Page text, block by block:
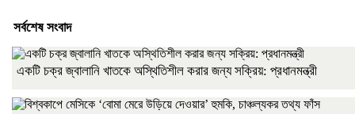
সর্বশেষ সংবাদ
একটি চক্র জ্বালানি খাতকে অস্থিতিশীল করার জন্য সক্রিয়: প্রধানমন্ত্রী